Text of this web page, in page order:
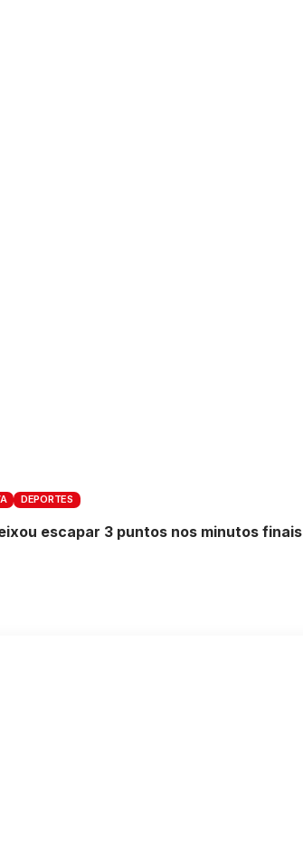
DEPORTES
escapar 3 puntos nos minutos finais